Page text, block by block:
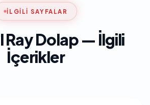
İLGILI SAYFALAR
Ray Dolap — İlgili
İçerikler